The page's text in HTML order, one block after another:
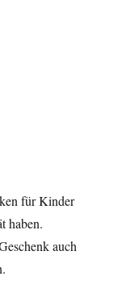
für Kinder
haben.
auch